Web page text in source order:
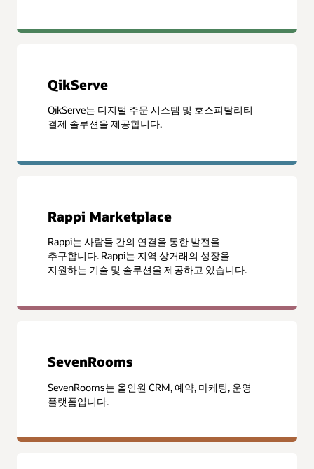
QikServe
QikServe는 디지털 주문 시스템 및 호스피탈리티
결제 솔루션을 제공합니다.
Rappi Marketplace
Rappi는 사람들 간의 연결을 통한 발전을
추구합니다. Rappi는 지역 상거래의 성장을
지원하는 기술 및 솔루션을 제공하고 있습니다.
SevenRooms
SevenRooms는 올인원 CRM, 예약, 마케팅, 운영
플랫폼입니다.